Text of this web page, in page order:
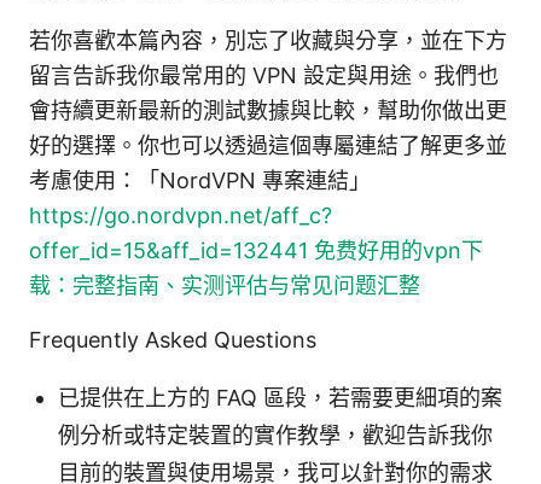
若你喜歡本篇內容，別忘了收藏與分享，並在下方
留言告訴我你最常用的 VPN 設定與用途。我們也
會持續更新最新的測試數據與比較，幫助你做出更
好的選擇。你也可以透過這個專屬連結了解更多並
考慮使用：「NordVPN 專案連結」
https://go.nordvpn.net/aff_c?
offer_id=15&aff_id=132441 免费好用的vpn下
载：完整指南、实测评估与常见问题汇整
Frequently Asked Questions
已提供在上方的 FAQ 區段，若需要更細項的案
例分析或特定裝置的實作教學，歡迎告訴我你
目前的裝置與使用場景，我可以針對你的需求